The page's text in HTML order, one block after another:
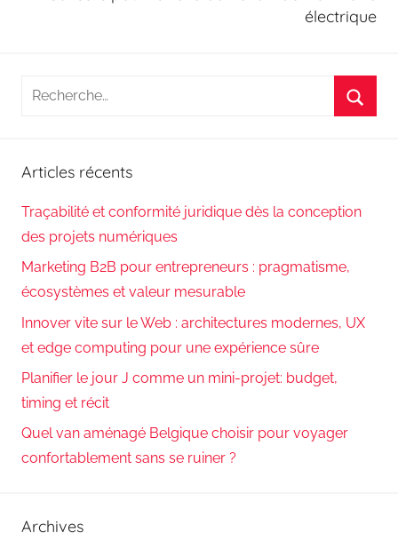
électrique
Recherche
Articles récents
Traçabilité et conformité juridique dès la conception
des projets numériques
Marketing B2B pour entrepreneurs : pragmatisme,
écosystèmes et valeur mesurable
Innover vite sur le Web : architectures modernes, UX
et edge computing pour une expérience sûre
Planifier le jour J comme un mini-projet: budget,
timing et récit
Quel van aménagé Belgique choisir pour voyager
confortablement sans se ruiner ?
Archives